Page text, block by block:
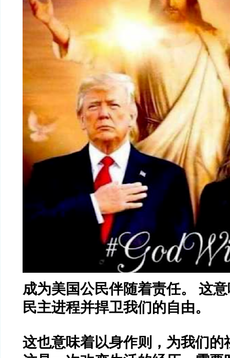
成为美国公民伴随着责任。 这
民主进程并捍卫我们的自由。
这也意味着以身作则，为我们的